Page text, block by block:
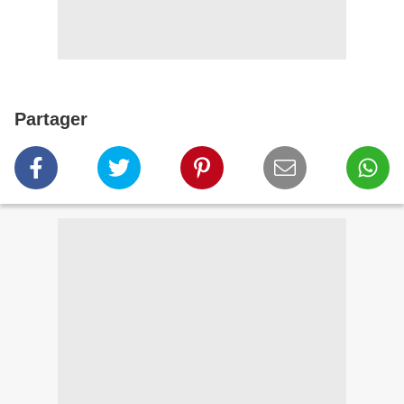
Partager